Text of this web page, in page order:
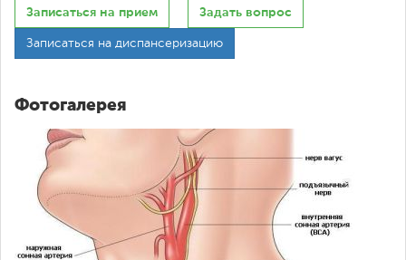
Записаться на прием Задать вопрос
Записаться на диспансеризацию
Фотогалерея